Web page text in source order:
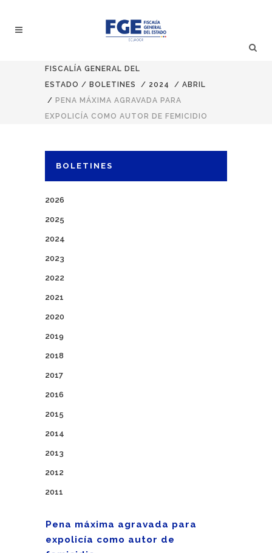
FISCALÍA GENERAL DEL
ESTADO / BOLETINES / 2024 / ABRIL
/ PENA MÁXIMA AGRAVADA PARA
EXPOLICÍA COMO AUTOR DE FEMICIDIO
BOLETINES
2026
2025
2024
2023
2022
2021
2020
2019
2018
2017
2016
2015
2014
2013
2012
2011
Pena máxima agravada para
expolicía como autor de